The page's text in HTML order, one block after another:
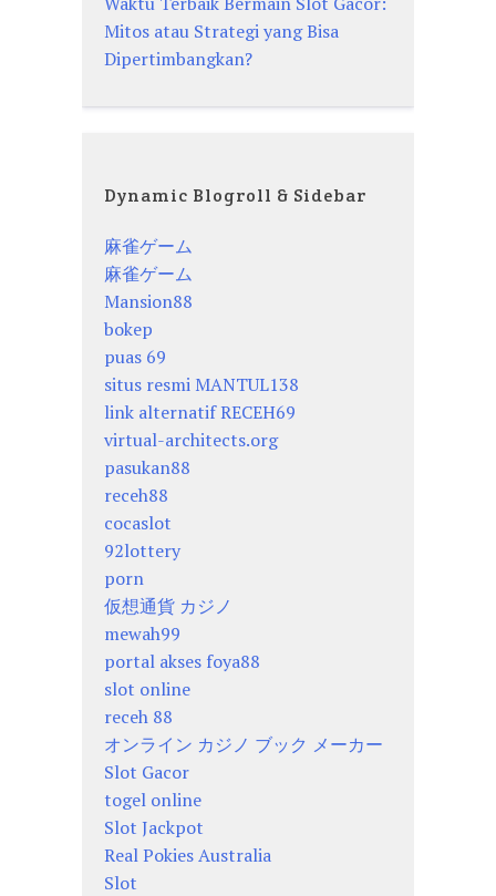
Mitos atau Strategi yang Bisa
Dipertimbangkan?
Dynamic Blogroll & Sidebar
麻雀ゲーム
麻雀ゲーム
Mansion88
bokep
puas 69
situs resmi MANTUL138
link alternatif RECEH69
virtual-architects.org
pasukan88
receh88
cocaslot
92lottery
porn
仮想通貨 カジノ
mewah99
portal akses foya88
slot online
receh 88
オンライン カジノ ブック メーカー
Slot Gacor
togel online
Slot Jackpot
Real Pokies Australia
Slot